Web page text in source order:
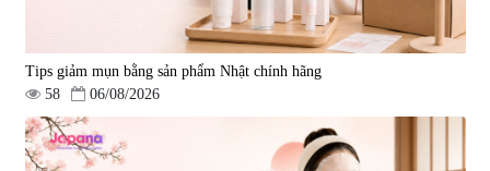
Tips giảm mụn bằng sản phẩm Nhật chính hãng
58
06/08/2026